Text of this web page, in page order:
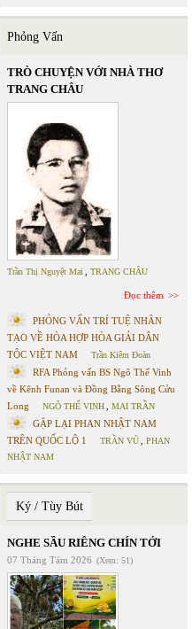
Phỏng Vấn
TRÒ CHUYỆN VỚI NHÀ THƠ
TRANG CHÂU
Trần Thị Nguyệt Mai TRANG CHÂU
Đọc thêm
PHỎNG VẤN TRÍ TUỆ NHÂN
TẠO VỀ HÒA HỢP HÒA GIẢI DÂN
TỘC VIỆT NAM
Trần Kiêm Đoàn
RFA Phỏng vấn BS Ngô Thế Vinh
về Kênh Funan và Đồng Bằng Sông Cửu
Long
NGÔ THẾ VINH MAI TRẦN
GẶP LẠI PHAN NHẬT NAM
TRÊN QUỐC LỘ 1
TRẦN VŨ
PHAN
NHẬT NAM
Ký / Tùy Bút
NGHE SẦU RIÊNG CHÍN TỚI
07 Tháng Tám 2026 (Xem: 51)